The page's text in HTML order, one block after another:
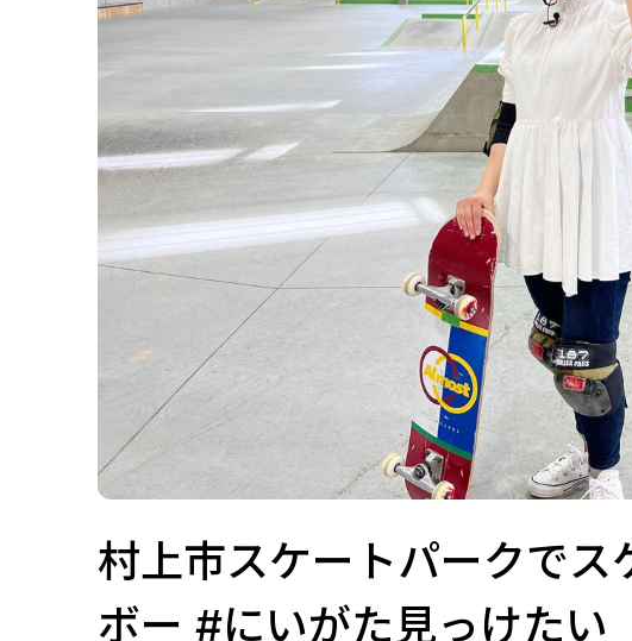
村上市スケートパークで
ボー #にいがた見っけたい